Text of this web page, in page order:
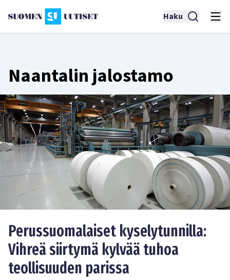
Haku
Naantalin jalostamo
Perussuomalaiset kyselytunnilla:
Vihreä siirtymä kylvää tuhoa
teollisuuden parissa